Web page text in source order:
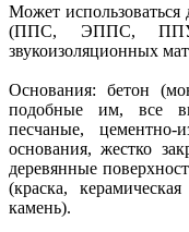
Может
(ППС, ЭППС, ППУ,
звукоизоляционных
Основания: бетон
подобные им, все
песчаные, цементно-
основания, жестко
деревянные
(краска,
камень).